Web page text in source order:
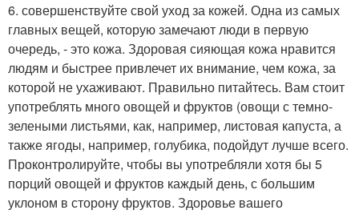
6. совершенствуйте свой уход за кожей. Одна из самых
главных вещей, которую замечают люди в первую
очередь, - это кожа. Здоровая сияющая кожа нравится
людям и быстрее привлечет их внимание, чем кожа, за
которой не ухаживают. Правильно питайтесь. Вам стоит
употреблять много овощей и фруктов (овощи с темно-
зелеными листьями, как, например, листовая капуста, а
также ягоды, например, голубика, подойдут лучше всего.
Проконтролируйте, чтобы вы употребляли хотя бы 5
порций овощей и фруктов каждый день, с большим
уклоном в сторону фруктов. Здоровье вашего